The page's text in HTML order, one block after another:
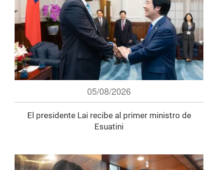
05/08/2026
El presidente Lai recibe al primer ministro de
Esuatini